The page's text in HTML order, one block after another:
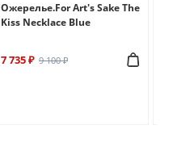
Ожерелье.For Art's Sake The
Kiss Necklace Blue
7 735 ₽ 9 100 ₽